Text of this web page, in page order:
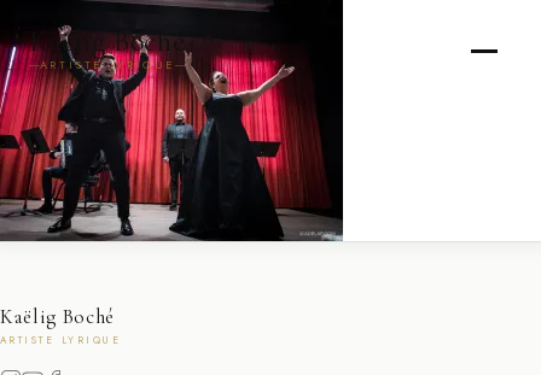
Kaëlig Boché
ARTISTE LYRIQUE
Kaëlig Boché
ARTISTE LYRIQUE